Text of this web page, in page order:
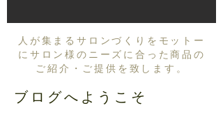
人が集まるサロンづくりをモットー
にサロン様のニーズに合った商品の
ご紹介・ご提供を致します。
ブログへようこそ